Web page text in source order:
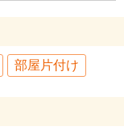
部屋片付け